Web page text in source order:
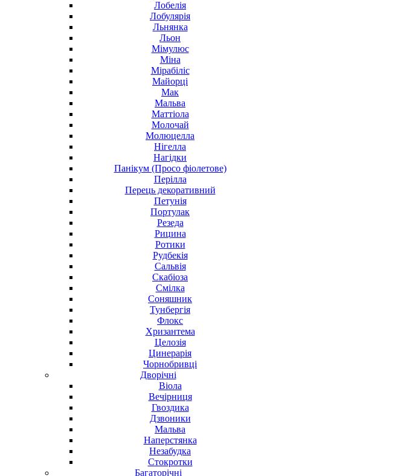
Лобелія
Лобулярія
Льнянка
Льон
Мімулюс
Міна
Мірабіліс
Майорці
Мак
Мальва
Маттіола
Молочай
Молюцелла
Нігелла
Нагідки
Панікум (Просо фіолетове)
Перілла
Перець декоративний
Петунія
Портулак
Резеда
Рицина
Ротики
Рудбекія
Сальвія
Скабіоза
Смілка
Соняшник
Тунбергія
Флокс
Хризантема
Целозія
Цинерарія
Чорнобривці
Дворічні
Віола
Вечірниця
Гвоздика
Дзвоники
Мальва
Наперстянка
Незабудка
Стокротки
Багаторічні